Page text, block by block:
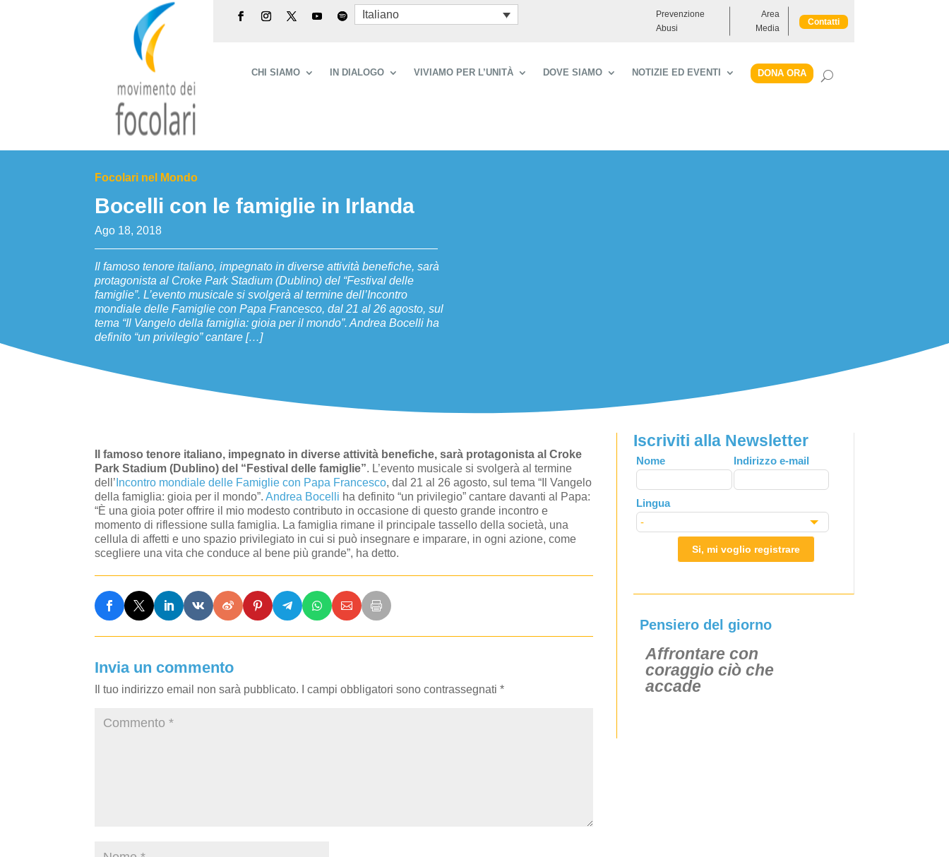
Italiano
Prevenzione
Abusi
Area
Media
Contatti
CHI SIAMO IN DIALOGO VIVIAMO PER L’UNITÀ DOVE SIAMO NOTIZIE ED EVENTI DONA ORA
Focolari nel Mondo
Bocelli con le famiglie in Irlanda
Ago 18, 2018
Il famoso tenore italiano, impegnato in diverse attività benefiche, sarà
protagonista al Croke Park Stadium (Dublino) del “Festival delle
famiglie”. L’evento musicale si svolgerà al termine dell’Incontro
mondiale delle Famiglie con Papa Francesco, dal 21 al 26 agosto, sul
tema “Il Vangelo della famiglia: gioia per il mondo”. Andrea Bocelli ha
definito “un privilegio” cantare […]
Il famoso tenore italiano, impegnato in diverse attività benefiche, sarà protagonista al Croke
Park Stadium (Dublino) del “Festival delle famiglie”. L’evento musicale si svolgerà al termine
dell’ Incontro mondiale delle Famiglie con Papa Francesco, dal 21 al 26 agosto, sul tema “Il Vangelo
della famiglia: gioia per il mondo”.Andrea Bocelli ha definito “un privilegio” cantare davanti al Papa:
“È una gioia poter offrire il mio modesto contributo in occasione di questo grande incontro e
momento di riflessione sulla famiglia. La famiglia rimane il principale tassello della società, una
cellula di affetti e uno spazio privilegiato in cui si può insegnare e imparare, in ogni azione, come
scegliere una vita che conduce al bene più grande”, ha detto.
Invia un commento
Il tuo indirizzo email non sarà pubblicato. I campi obbligatori sono contrassegnati*
Iscriviti alla Newsletter
Leave
this
field
blank
Nome Indirizzo e-mail
Lingua
Si, mi voglio registrare
Pensiero del giorno
Affrontare con
coraggio ciò che
accade